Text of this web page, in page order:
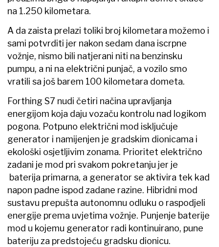
na 1.250 kilometara.
A da zaista prelazi toliki broj kilometara možemo i
sami potvrditi jer nakon sedam dana iscrpne
vožnje, nismo bili natjerani niti na benzinsku
pumpu, a ni na električni punjač, a vozilo smo
vratili sa još barem 100 kilometara dometa.
Forthing S7 nudi četiri načina upravljanja
energijom koja daju vozaču kontrolu nad logikom
pogona. Potpuno električni mod isključuje
generator i namijenjen je gradskim dionicama i
ekološki osjetljivim zonama. Prioritet električno
zadani je mod pri svakom pokretanju jer je
baterija primarna, a generator se aktivira tek kad
napon padne ispod zadane razine. Hibridni mod
sustavu prepušta autonomnu odluku o raspodjeli
energije prema uvjetima vožnje. Punjenje baterije
mod u kojemu generator radi kontinuirano, pune
bateriju za predstojeću gradsku dionicu.